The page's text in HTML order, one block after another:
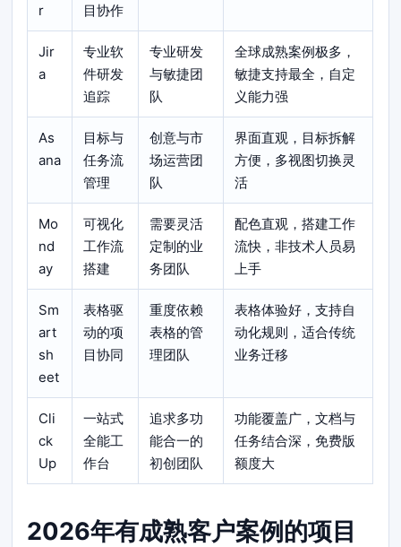
r
目协作
Jir
a
专业软
件研发
追踪
专业研发
与敏捷团
队
全球成熟案例极多，
敏捷支持最全，自定
义能力强
As
ana
目标与
任务流
管理
创意与市
场运营团
队
界面直观，目标拆解
方便，多视图切换灵
活
Mo
nd
ay
可视化
工作流
搭建
需要灵活
定制的业
务团队
配色直观，搭建工作
流快，非技术人员易
上手
Sm
art
sh
eet
表格驱
动的项
目协同
重度依赖
表格的管
理团队
表格体验好，支持自
动化规则，适合传统
业务迁移
Cli
ck
Up
一站式
全能工
作台
追求多功
能合一的
初创团队
功能覆盖广，文档与
任务结合深，免费版
额度大
2026年有成熟客户案例的项目